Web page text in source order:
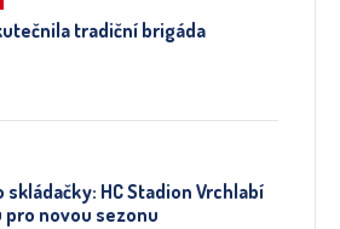
tradiční brigáda
HC Stadion Vrchlabí
novou sezonu